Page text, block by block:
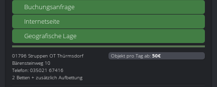
Buchungsanfrage
Internetseite
Geografische Lage
01796 Struppen OT Thürmsdorf
Bärensteinweg 10
Telefon: 035021 67416
2 Betten + zusätzlich Aufbettung
Objekt pro Tag ab: 50€